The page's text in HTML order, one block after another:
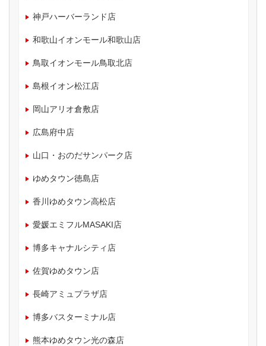
神戸ハーバーランド店
和歌山イオンモール和歌山店
鳥取イオンモール鳥取北店
島根イオン松江店
岡山アリオ倉敷店
広島府中店
山口・おのだサンパーク店
ゆめタウン徳島店
香川ゆめタウン高松店
愛媛エミフルMASAKI店
博多キャナルシティ店
佐賀ゆめタウン店
長崎アミュプラザ店
博多バスターミナル店
熊本ゆめタウン光の森店